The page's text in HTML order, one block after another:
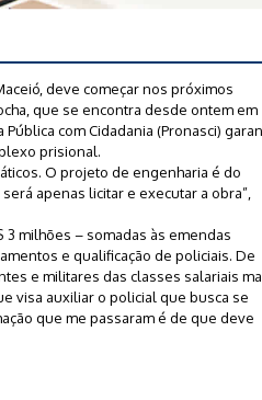
deve começar nos próximos
que se encontra desde ontem em
com Cidadania (Pronasci)
prisional.
O projeto de engenharia é do
apenas licitar e executar a obra”,
milhões – somadas às emendas
e qualificação de policiais. De
e militares das classes salariais
visa auxiliar o policial que busca se
que me passaram é de que deve